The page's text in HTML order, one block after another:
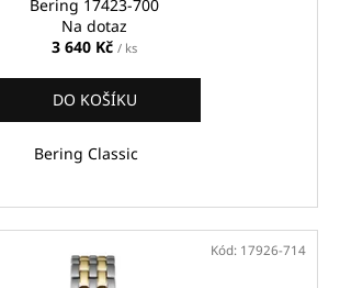
Bering 17423-700
Na dotaz
3 640 Kč / ks
DO KOŠÍKU
Bering Classic
Kód: 17926-714